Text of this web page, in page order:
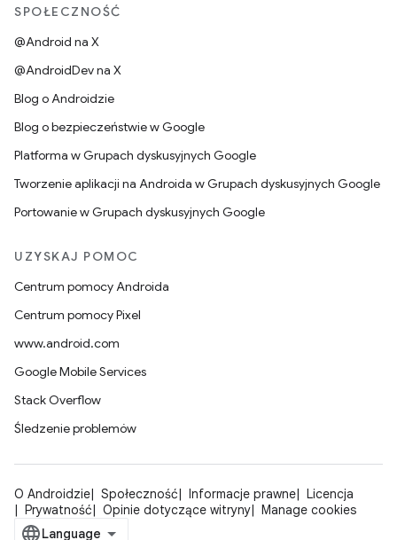
SPOŁECZNOŚĆ
@Android na X
@AndroidDev na X
Blog o Androidzie
Blog o bezpieczeństwie w Google
Platforma w Grupach dyskusyjnych Google
Tworzenie aplikacji na Androida w Grupach dyskusyjnych Google
Portowanie w Grupach dyskusyjnych Google
UZYSKAJ POMOC
Centrum pomocy Androida
Centrum pomocy Pixel
www.android.com
Google Mobile Services
Stack Overflow
Śledzenie problemów
O Androidzie Społeczność Informacje prawne
Licencja
Prywatność
Opinie dotyczące witryny Manage cookies